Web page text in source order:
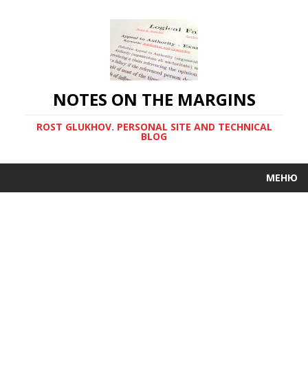
NOTES ON THE MARGINS
ROST GLUKHOV. PERSONAL SITE AND TECHNICAL
BLOG
МЕНЮ